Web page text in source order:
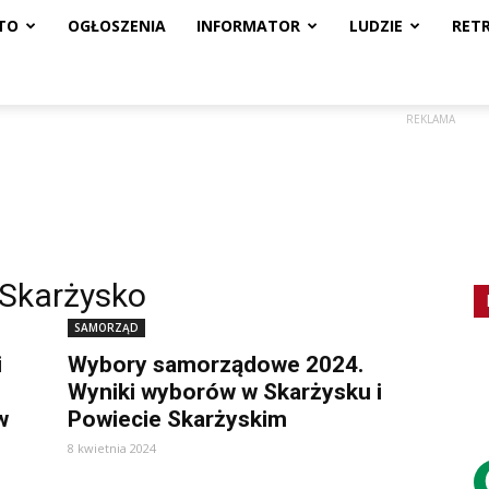
OGŁOSZENIA INFORMATOR LUDZIE
REKLAMA
SAMORZĄD
Wybory samorządowe 2024.
Wyniki wyborów w Skarżysku i
Powiecie Skarżyskim
8 kwietnia 2024